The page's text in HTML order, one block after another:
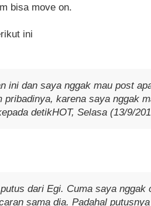
bisa move on.
ini
ini dan saya nggak mau post
karena saya nggak
detikHOT, Selasa (13/9/
dari Egi. Cuma saya
sama dia. Padahal